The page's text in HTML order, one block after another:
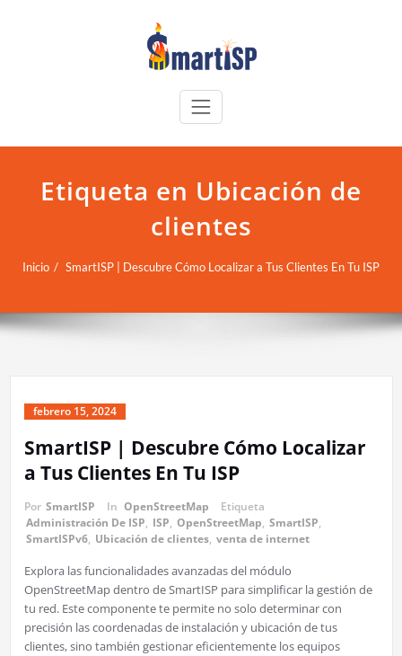
Etiqueta en Ubicación de
clientes
Inicio SmartISP | Descubre Cómo Localizar a Tus Clientes En Tu ISP
febrero 15, 2024
SmartISP | Descubre Cómo Localizar
a Tus Clientes En Tu ISP
Por SmartISP In OpenStreetMap
Etiqueta
Administración De ISP, ISP, OpenStreetMap, SmartISP,
SmartISPv6, Ubicación de clientes, venta de internet
Explora las funcionalidades avanzadas del módulo
OpenStreetMap dentro de SmartISP para simplificar la gestión de
tu red. Este componente te permite no solo determinar con
precisión las coordenadas de instalación y ubicación de tus
clientes, sino también gestionar eficientemente los equipos